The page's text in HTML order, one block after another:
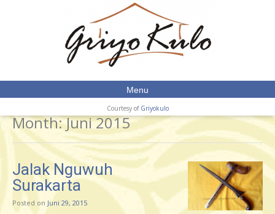
Menu
Courtesy of Griyokulo
Month:Juni 2015
Jalak Nguwuh
Surakarta
Posted on Juni 29, 2015